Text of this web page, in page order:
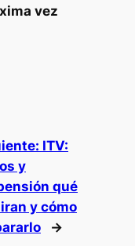
vez
ITV:
y
qué
y cómo
→